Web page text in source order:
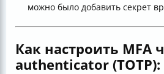
можно было добавить секрет
Как настроить MFA
authenticator